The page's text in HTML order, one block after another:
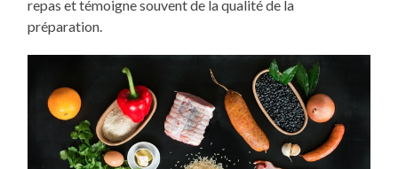
repas et témoigne souvent de la qualité de la
préparation.